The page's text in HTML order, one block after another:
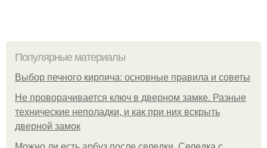
Популярные материалы
Выбор печного кирпича: основные правила и советы
Не проворачивается ключ в дверном замке. Разные
технические неполадки, и как при них вскрыть
дверной замок